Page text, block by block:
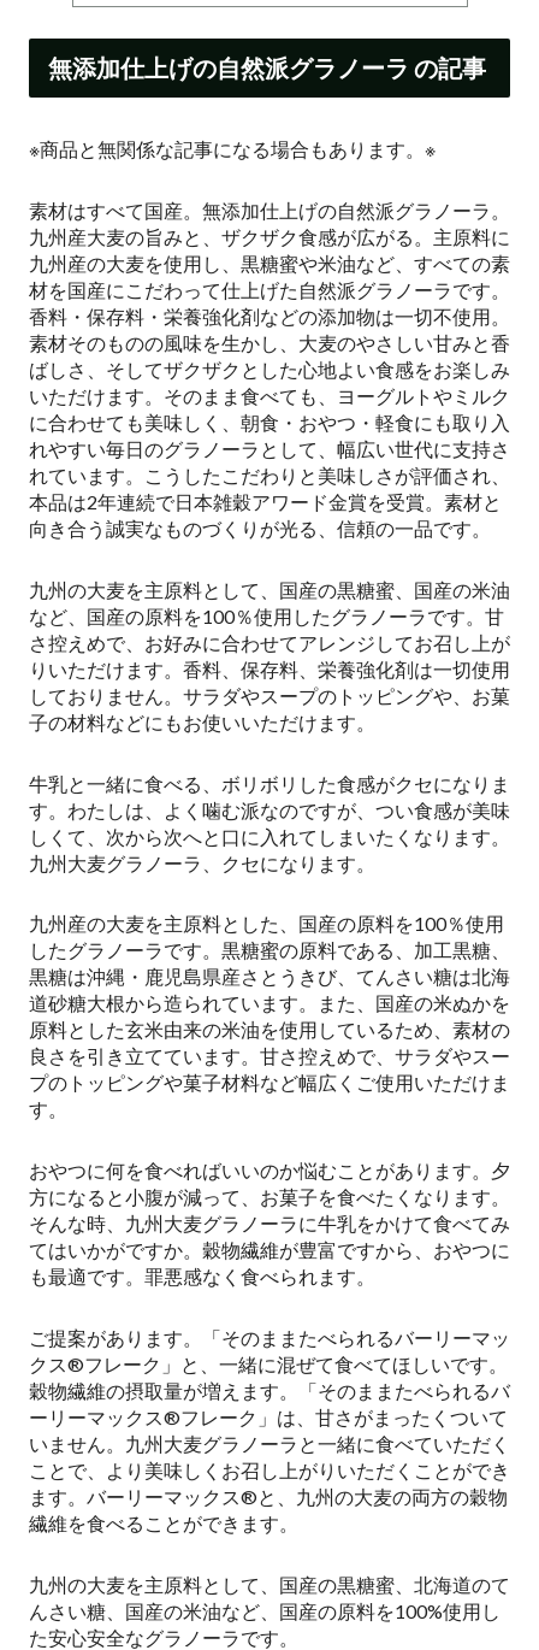
無添加仕上げの自然派グラノーラ の記事
※商品と無関係な記事になる場合もあります。※
素材はすべて国産。無添加仕上げの自然派グラノーラ。
九州産大麦の旨みと、ザクザク食感が広がる。主原料に
九州産の大麦を使用し、黒糖蜜や米油など、すべての素
材を国産にこだわって仕上げた自然派グラノーラです。
香料・保存料・栄養強化剤などの添加物は一切不使用。
素材そのものの風味を生かし、大麦のやさしい甘みと香
ばしさ、そしてザクザクとした心地よい食感をお楽しみ
いただけます。そのまま食べても、ヨーグルトやミルク
に合わせても美味しく、朝食・おやつ・軽食にも取り入
れやすい毎日のグラノーラとして、幅広い世代に支持さ
れています。こうしたこだわりと美味しさが評価され、
本品は2年連続で日本雑穀アワード金賞を受賞。素材と
向き合う誠実なものづくりが光る、信頼の一品です。
九州の大麦を主原料として、国産の黒糖蜜、国産の米油
など、国産の原料を100％使用したグラノーラです。甘
さ控えめで、お好みに合わせてアレンジしてお召し上が
りいただけます。香料、保存料、栄養強化剤は一切使用
しておりません。サラダやスープのトッピングや、お菓
子の材料などにもお使いいただけます。
牛乳と一緒に食べる、ボリボリした食感がクセになりま
す。わたしは、よく噛む派なのですが、つい食感が美味
しくて、次から次へと口に入れてしまいたくなります。
九州大麦グラノーラ、クセになります。
九州産の大麦を主原料とした、国産の原料を100％使用
したグラノーラです。黒糖蜜の原料である、加工黒糖、
黒糖は沖縄・鹿児島県産さとうきび、てんさい糖は北海
道砂糖大根から造られています。また、国産の米ぬかを
原料とした玄米由来の米油を使用しているため、素材の
良さを引き立てています。甘さ控えめで、サラダやスー
プのトッピングや菓子材料など幅広くご使用いただけま
す。
おやつに何を食べればいいのか悩むことがあります。夕
方になると小腹が減って、お菓子を食べたくなります。
そんな時、九州大麦グラノーラに牛乳をかけて食べてみ
てはいかがですか。穀物繊維が豊富ですから、おやつに
も最適です。罪悪感なく食べられます。
ご提案があります。「そのままたべられるバーリーマッ
クス®フレーク」と、一緒に混ぜて食べてほしいです。
穀物繊維の摂取量が増えます。「そのままたべられるバ
ーリーマックス®フレーク」は、甘さがまったくついて
いません。九州大麦グラノーラと一緒に食べていただく
ことで、より美味しくお召し上がりいただくことができ
ます。バーリーマックス®と、九州の大麦の両方の穀物
繊維を食べることができます。
九州の大麦を主原料として、国産の黒糖蜜、北海道のて
んさい糖、国産の米油など、国産の原料を100%使用し
た安心安全なグラノーラです。